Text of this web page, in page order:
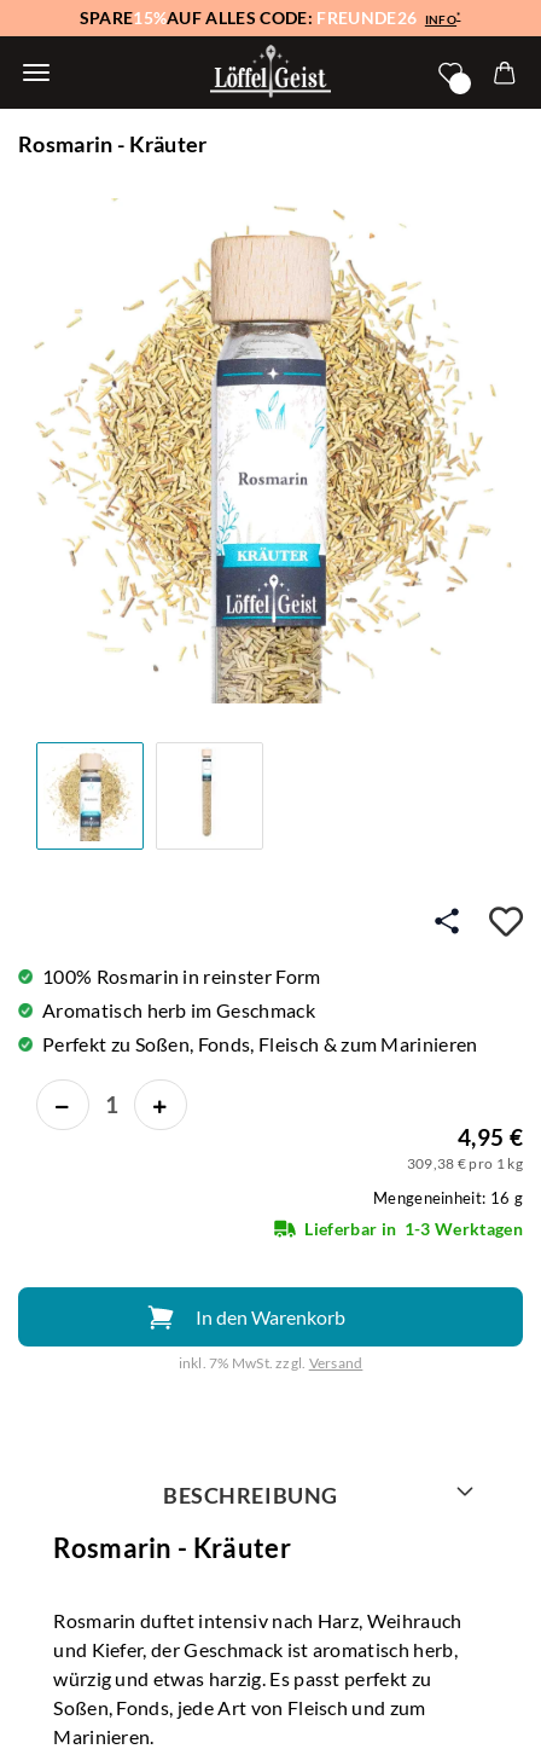
SPARE15%AUF ALLES CODE: FREUNDE26 INFO*
Rosmarin - Kräuter
100% Rosmarin in reinster Form
Aromatisch herb im Geschmack
Perfekt zu Soßen, Fonds, Fleisch & zum Marinieren
4,95 €
309,38 € pro 1 kg
Mengeneinheit: 16 g
Lieferbar in 1-3 Werktagen
In den Warenkorb
inkl. 7% MwSt. zzgl. Versand
Weiter mit
BESCHREIBUNG
Rosmarin - Kräuter
Rosmarin duftet intensiv nach Harz, Weihrauch
und Kiefer, der Geschmack ist aromatisch herb,
würzig und etwas harzig. Es passt perfekt zu
Soßen, Fonds, jede Art von Fleisch und zum
Marinieren.